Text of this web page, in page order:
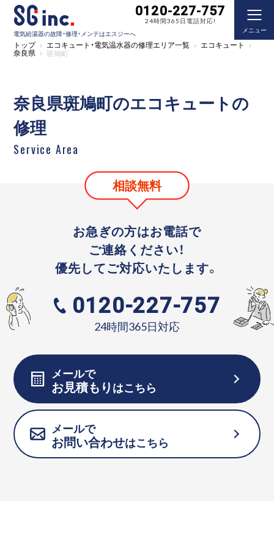
電気給湯器の故障・修理・メンテはエスジーへ
0120-227-757
24時間365日電話対応!
メニュー
トップ エコキュート・電気温水器の修理エリア一覧 エコキュート
奈良県 斑鳩町
奈良県斑鳩町のエコキュートの
修理
Service Area
相談無料
お急ぎの方はお電話で
ご連絡ください！
優先してご対応いたします。
0120-227-757
24時間365日対応
メールで
お見積もりはこちら
メールで
お問い合わせはこちら